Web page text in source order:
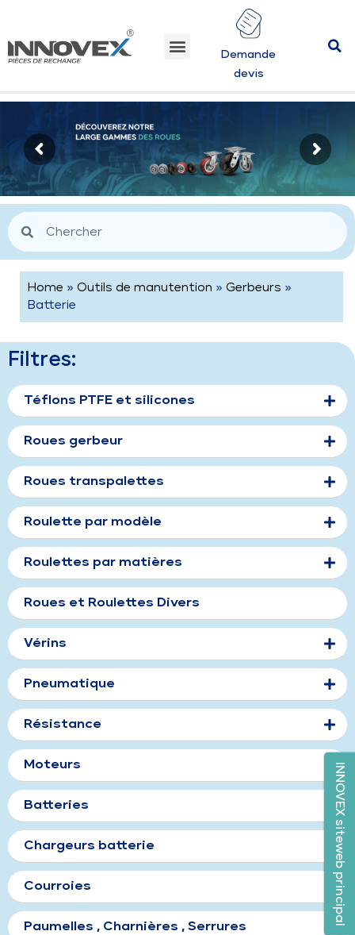
Demande
devis
Home » Outils de manutention » Gerbeurs »
Batterie
Filtres:
Téflons PTFE et silicones
Roues gerbeur
Roues transpalettes
Roulette par modèle
Roulettes par matières
Roues et Roulettes Divers
Vérins
Pneumatique
Résistance
Moteurs
Batteries
Chargeurs batterie
Courroies
Paumelles , Charnières , Serrures
INNOVEX siteweb principal